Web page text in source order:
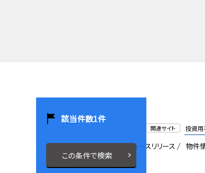
該当件数1件
この条件で検索
関連サイト 投資
会社概要 採用情報 ニュースリリース 物件